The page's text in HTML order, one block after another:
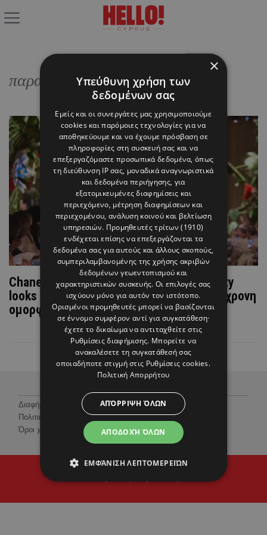
παραμύθι
Chanel Haute Couture F/W 2026: Τα beauty
looks που έφεραν τα παραμύθια στη σύγχρονη
ομορφιά
Διαφήμιση
Πολιτική Προστασίας Προσωπικών Δεδομένων
Όροι χρήσης
×
Υπεύθυνη χρήση των
δεδομένων σας
Εμείς και οι συνεργάτες μας χρησιμοποιούμε
cookies και παρόμοιες τεχνολογίες για να
αποθηκεύουμε και να έχουμε πρόσβαση σε
πληροφορίες στη συσκευή σας και να
επεξεργαζόμαστε προσωπικά δεδομένα, όπως
τη διεύθυνση IP σας, μοναδικά αναγνωριστικά
και δεδομένα περιήγησης, για
εξατομικευμένες διαφημίσεις και
περιεχόμενο, μέτρηση διαφημίσεων και
περιεχομένου, ανάλυση κοινού και βελτίωση
υπηρεσιών. Προμηθευτές τρίτων (1910)
ενδέχεται επίσης να επεξεργάζονται τα
δεδομένα σας για αυτούς και άλλους σκοπούς,
συμπεριλαμβανομένης της χρήσης ακριβών
δεδομένων γεωεντοπισμού και
χαρακτηριστικών συσκευής. Οι επιλογές σας
ισχύουν μόνο για αυτόν τον ιστότοπο.
Ορισμένοι προμηθευτές μπορεί να βασίζονται
σε έννομο συμφέρον αντί για συγκατάθεση·
έχετε το δικαίωμα να αντιταχθείτε στις
Ρυθμίσεις διαφήμισης. Μπορείτε να
ανακαλέσετε τη συγκατάθεσή σας
οποιαδήποτε στιγμή στις Ρυθμίσεις cookies.
Πολιτική Απορρήτου
ΑΠΟΔΟΧΉ ΌΛΩΝ
ΑΠΌΡΡΙΨΗ ΌΛΩΝ
ΕΜΦΆΝΙΣΗ ΛΕΠΤΟΜΕΡΕΙΏΝ